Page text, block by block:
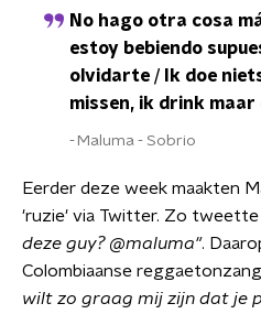
No hago otra cosa
estoy bebiendo
olvidarte / Ik doe
missen, ik drink
Maluma - Sobrio
Eerder deze week maakten
'ruzie' via Twitter. Zo
deze guy? @maluma".
Colombiaanse
wilt zo graag mij zijn dat je